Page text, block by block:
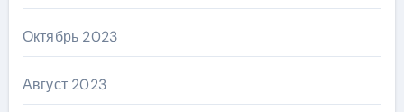
Октябрь 2023
Август 2023